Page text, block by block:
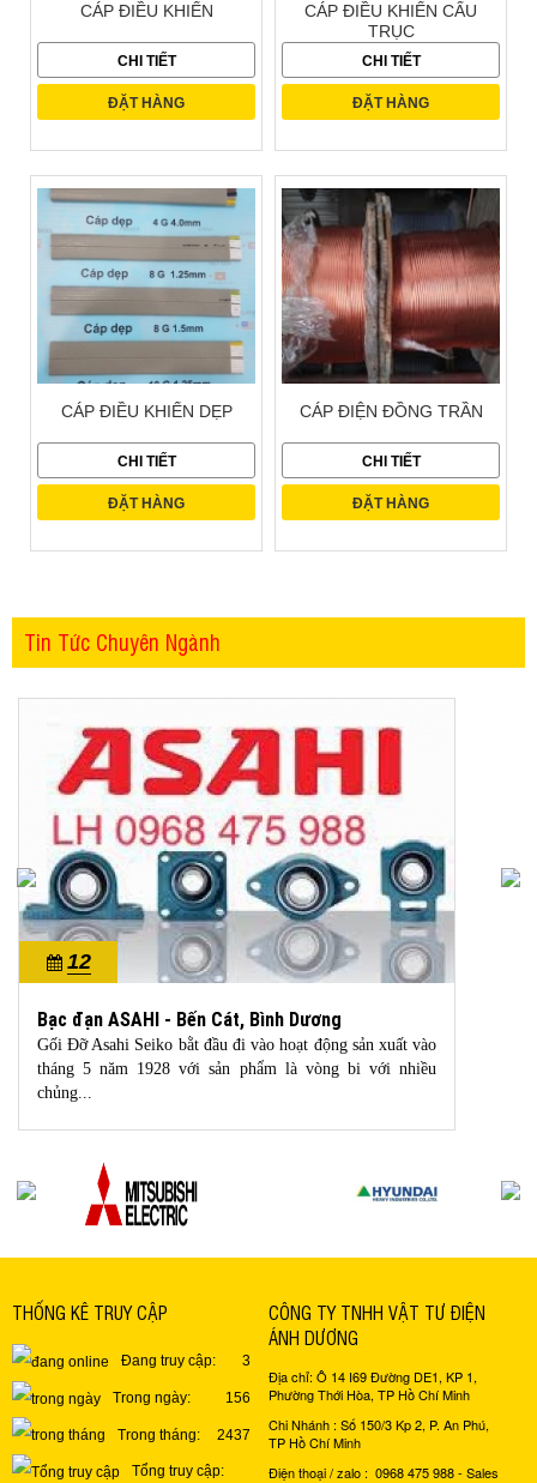
CÁP ĐIỀU KHIỂN
CHI TIẾT
ĐẶT HÀNG
CÁP ĐIỀU KHIỂN CẨU
TRỤC
CHI TIẾT
ĐẶT HÀNG
CÁP ĐIỀU KHIỂN DẸP
CHI TIẾT
ĐẶT HÀNG
CÁP ĐIỆN ĐỒNG TRẦN
CHI TIẾT
ĐẶT HÀNG
Tin Tức Chuyên Ngành
12
10/2022
Bạc đạn ASAHI - Bến Cát, Bình Dương
Gối Đỡ Asahi Seiko bằt đầu đi vào hoạt động sản xuất vào
tháng 5 năm 1928 với sản phẩm là vòng bi với nhiều
chủng...
THỐNG KÊ TRUY CẬP
Đang truy cập: 3
Trong ngày: 156
Trong tháng: 2437
Tổng truy cập:
CÔNG TY TNHH VẬT TƯ ĐIỆN
ÁNH DƯƠNG
Địa chỉ: Ô 14 I69 Đường DE1, KP 1,
Phường Thới Hòa, TP Hồ Chí Minh
Chi Nhánh : Số 150/3 Kp 2, P. An Phú,
TP Hồ Chí Minh
Điện thoại / zalo : 0968 475 988 - Sales